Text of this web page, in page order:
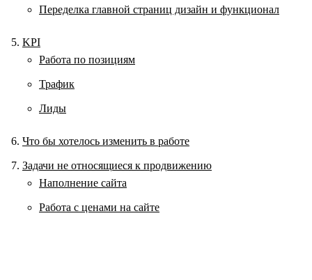
Переделка главной страниц дизайн и функционал
KPI
Работа по позициям
Трафик
Лиды
Что бы хотелось изменить в работе
Задачи не относящиеся к продвижению
Наполнение сайта
Работа с ценами на сайте